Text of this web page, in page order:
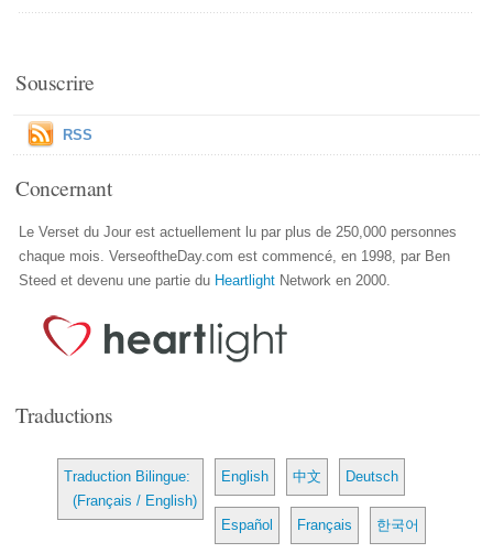
Souscrire
RSS
Concernant
Le Verset du Jour est actuellement lu par plus de 250,000 personnes
chaque mois. VerseoftheDay.com est commencé, en 1998, par Ben
Steed et devenu une partie du Heartlight Network en 2000.
Traductions
Traduction Bilingue:
(Français / English)
English 中文 Deutsch
Español Français 한국어